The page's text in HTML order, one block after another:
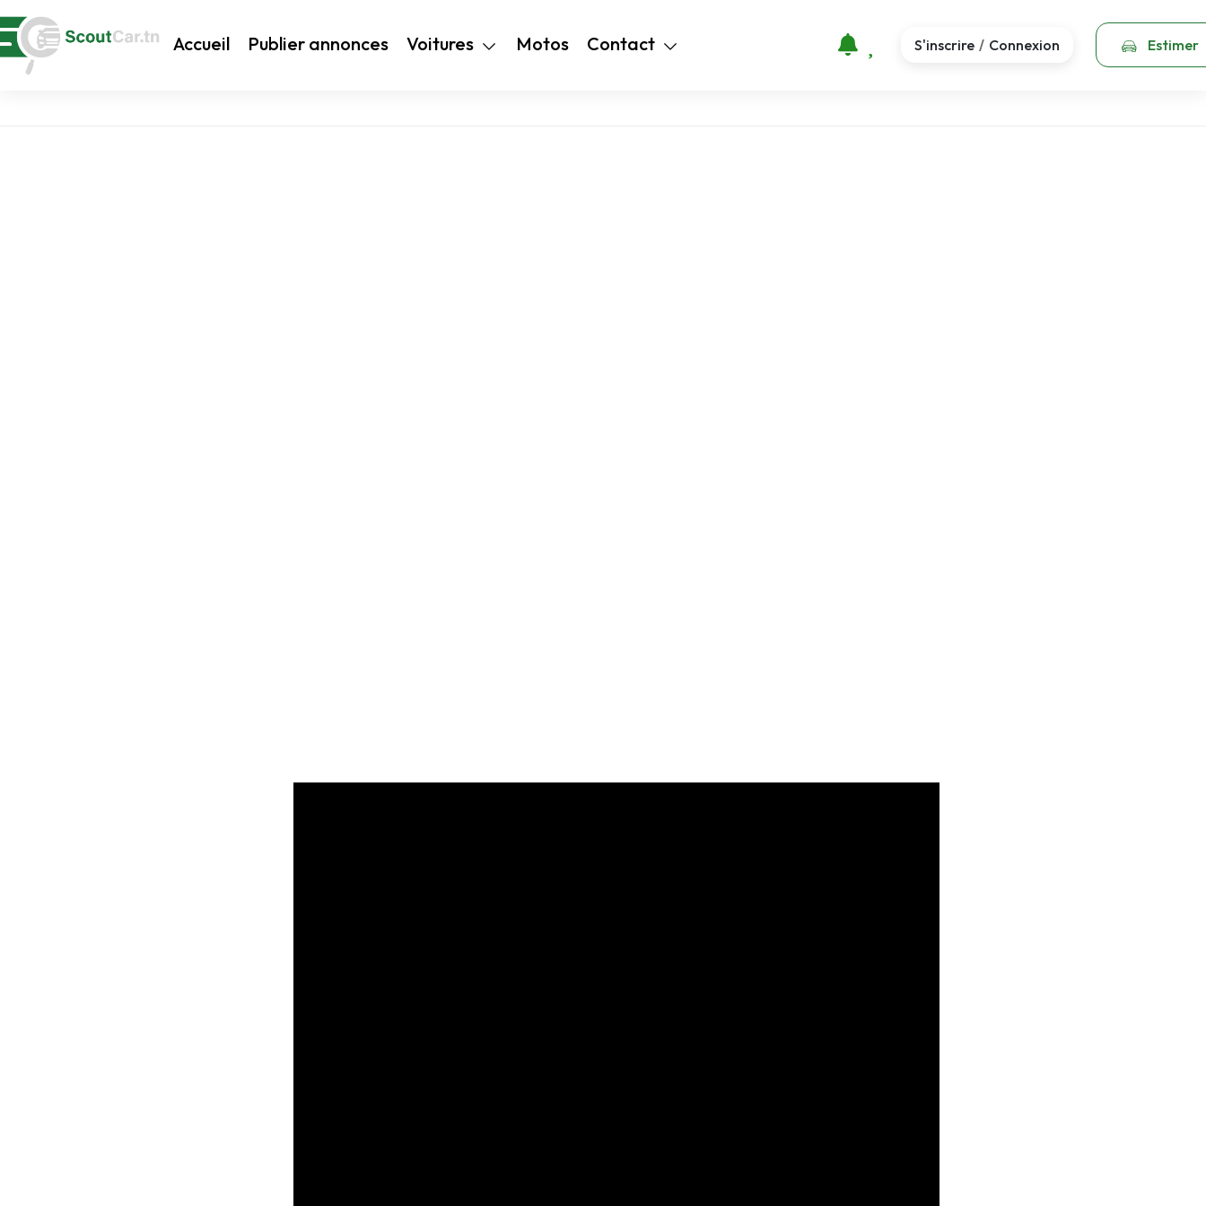
Accueil Publier annonces Voitures Motos Contact S'inscrire Connexion Estimer